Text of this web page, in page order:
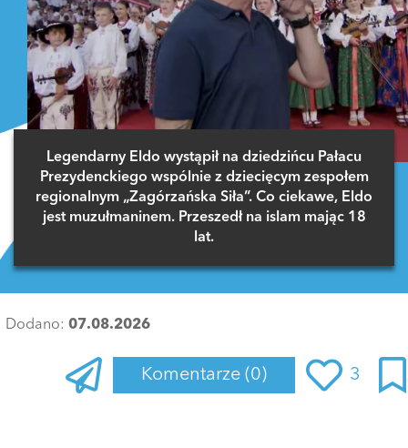
Legendarny Eldo wystąpił na dziedzińcu Pałacu
Prezydenckiego wspólnie z dziecięcym zespołem
regionalnym „Zagórzańska Siła”. Co ciekawe, Eldo
jest muzułmaninem. Przeszedł na islam mając 18
lat.
Dodano: 07.08.2026
Komentarze (0) 3